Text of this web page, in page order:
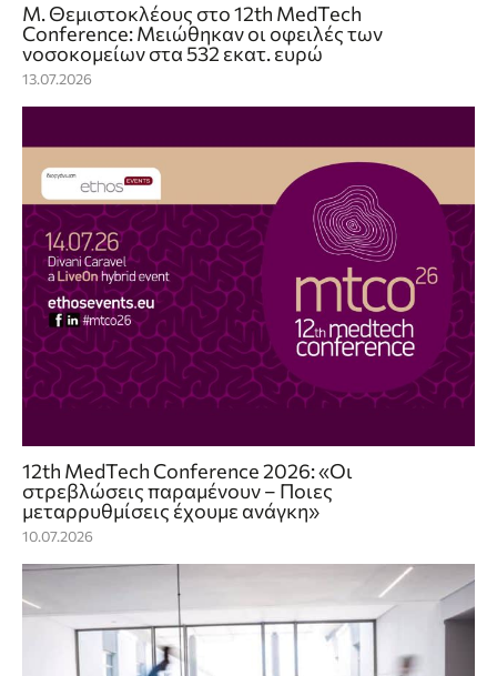
Μ. Θεμιστοκλέους στο 12th MedTech
Conference: Μειώθηκαν οι οφειλές των
νοσοκομείων στα 532 εκατ. ευρώ
13.07.2026
12th MedTech Conference 2026: «Οι
στρεβλώσεις παραμένουν – Ποιες
μεταρρυθμίσεις έχουμε ανάγκη»
10.07.2026